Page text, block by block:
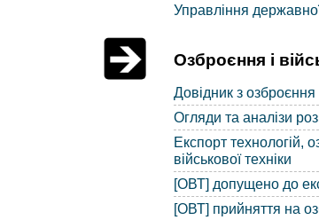
Управління
Озброєння і
Довідник з озброєння
Огляди та аналізи
Експорт технологій,
військової техніки
[ОВТ] допущено до
[ОВТ] прийняття на